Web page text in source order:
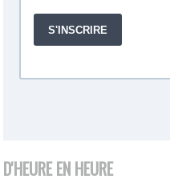
D'HEURE EN HEURE